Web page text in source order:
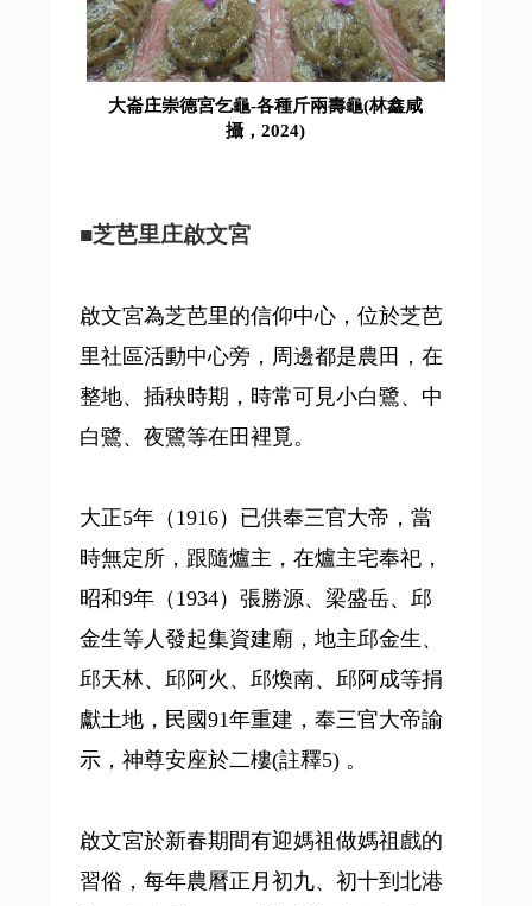
大崙庄崇德宮乞龜-各種斤兩壽龜(林鑫咸
攝，2024)
■芝芭里庄啟文宮
啟文宮為芝芭里的信仰中心，位於芝芭
里社區活動中心旁，周邊都是農田，在
整地、插秧時期，時常可見小白鷺、中
白鷺、夜鷺等在田裡覓。
大正5年（1916）已供奉三官大帝，當
時無定所，跟隨爐主，在爐主宅奉祀，
昭和9年（1934）張勝源、梁盛岳、邱
金生等人發起集資建廟，地主邱金生、
邱天林、邱阿火、邱煥南、邱阿成等捐
獻土地，民國91年重建，奉三官大帝諭
示，神尊安座於二樓(註釋5) 。
啟文宮於新春期間有迎媽祖做媽祖戲的
習俗，每年農曆正月初九、初十到北港